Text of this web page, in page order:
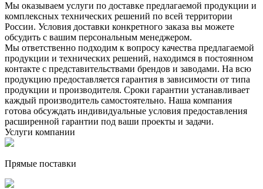
Мы оказываем услуги по доставке предлагаемой продукции и
комплексных технических решений по всей территории
России. Условия доставки конкретного заказа вы можете
обсудить с вашим персональным менеджером.
Мы ответственно подходим к вопросу качества предлагаемой
продукции и технических решений, находимся в постоянном
контакте с представительствами брендов и заводами. На всю
продукцию предоставляется гарантия в зависимости от типа
продукции и производителя. Сроки гарантии устанавливает
каждый производитель самостоятельно. Наша компания
готова обсуждать индивидуальные условия предоставления
расширенной гарантии под ваши проекты и задачи.
Услуги компании
Прямые поставки